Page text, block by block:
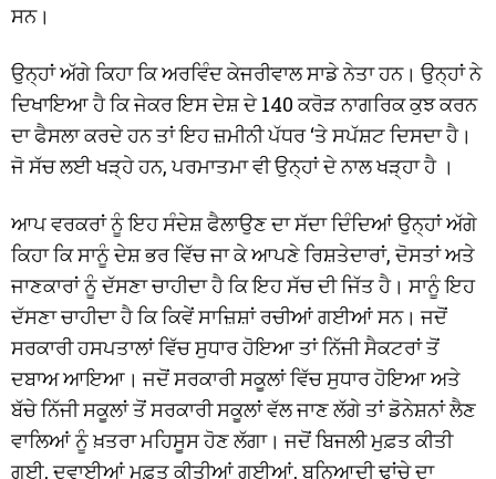
ਸਨ।
ਉਨ੍ਹਾਂ ਅੱਗੇ ਕਿਹਾ ਕਿ ਅਰਵਿੰਦ ਕੇਜਰੀਵਾਲ ਸਾਡੇ ਨੇਤਾ ਹਨ। ਉਨ੍ਹਾਂ ਨੇ
ਦਿਖਾਇਆ ਹੈ ਕਿ ਜੇਕਰ ਇਸ ਦੇਸ਼ ਦੇ 140 ਕਰੋੜ ਨਾਗਰਿਕ ਕੁਝ ਕਰਨ
ਦਾ ਫੈਸਲਾ ਕਰਦੇ ਹਨ ਤਾਂ ਇਹ ਜ਼ਮੀਨੀ ਪੱਧਰ ‘ਤੇ ਸਪੱਸ਼ਟ ਦਿਸਦਾ ਹੈ।
ਜੋ ਸੱਚ ਲਈ ਖੜ੍ਹੇ ਹਨ, ਪਰਮਾਤਮਾ ਵੀ ਉਨ੍ਹਾਂ ਦੇ ਨਾਲ ਖੜ੍ਹਾ ਹੈ ।
ਆਪ ਵਰਕਰਾਂ ਨੂੰ ਇਹ ਸੰਦੇਸ਼ ਫੈਲਾਉਣ ਦਾ ਸੱਦਾ ਦਿੰਦਿਆਂ ਉਨ੍ਹਾਂ ਅੱਗੇ
ਕਿਹਾ ਕਿ ਸਾਨੂੰ ਦੇਸ਼ ਭਰ ਵਿੱਚ ਜਾ ਕੇ ਆਪਣੇ ਰਿਸ਼ਤੇਦਾਰਾਂ, ਦੋਸਤਾਂ ਅਤੇ
ਜਾਣਕਾਰਾਂ ਨੂੰ ਦੱਸਣਾ ਚਾਹੀਦਾ ਹੈ ਕਿ ਇਹ ਸੱਚ ਦੀ ਜਿੱਤ ਹੈ। ਸਾਨੂੰ ਇਹ
ਦੱਸਣਾ ਚਾਹੀਦਾ ਹੈ ਕਿ ਕਿਵੇਂ ਸਾਜ਼ਿਸ਼ਾਂ ਰਚੀਆਂ ਗਈਆਂ ਸਨ। ਜਦੋਂ
ਸਰਕਾਰੀ ਹਸਪਤਾਲਾਂ ਵਿੱਚ ਸੁਧਾਰ ਹੋਇਆ ਤਾਂ ਨਿੱਜੀ ਸੈਕਟਰਾਂ ਤੋਂ
ਦਬਾਅ ਆਇਆ। ਜਦੋਂ ਸਰਕਾਰੀ ਸਕੂਲਾਂ ਵਿੱਚ ਸੁਧਾਰ ਹੋਇਆ ਅਤੇ
ਬੱਚੇ ਨਿੱਜੀ ਸਕੂਲਾਂ ਤੋਂ ਸਰਕਾਰੀ ਸਕੂਲਾਂ ਵੱਲ ਜਾਣ ਲੱਗੇ ਤਾਂ ਡੋਨੇਸ਼ਨਾਂ ਲੈਣ
ਵਾਲਿਆਂ ਨੂੰ ਖ਼ਤਰਾ ਮਹਿਸੂਸ ਹੋਣ ਲੱਗਾ। ਜਦੋਂ ਬਿਜਲੀ ਮੁਫ਼ਤ ਕੀਤੀ
ਗਈ, ਦਵਾਈਆਂ ਮੁਫ਼ਤ ਕੀਤੀਆਂ ਗਈਆਂ, ਬੁਨਿਆਦੀ ਢਾਂਚੇ ਦਾ